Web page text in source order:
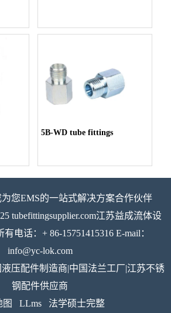
5B-WD tube fittings
您EMS的一站式解决方案合作伙伴
tubefittingsupplier.com江苏益成流体设
电话：+ 86-15751415316 E-mail：
info@yc-lok.com
压配件制造商|中国法兰工厂|江苏不锈
钢配件供应商
图
LLms 法学硕士完整